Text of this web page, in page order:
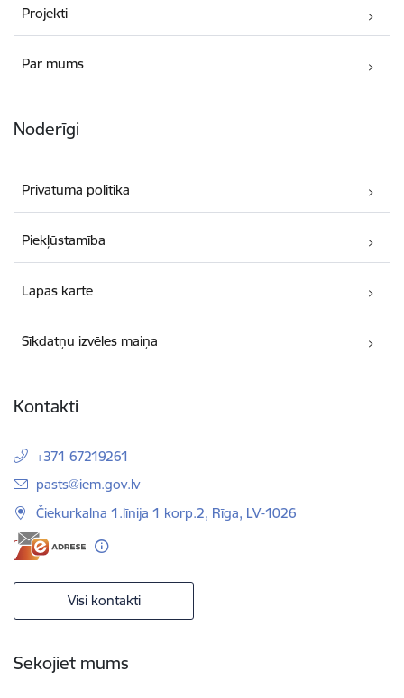
Projekti
Par mums
Noderīgi
Privātuma politika
Piekļūstamība
Lapas karte
Sīkdatņu izvēles maiņa
Kontakti
+371 67219261
E-pasts:
pasts@iem.gov.lv
Čiekurkalna 1.līnija 1 korp.2, Rīga, LV-1026
Visi kontakti
Sekojiet mums